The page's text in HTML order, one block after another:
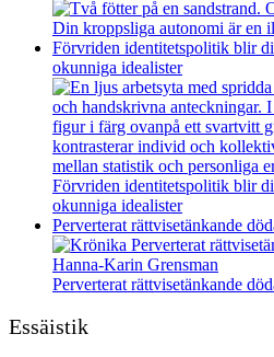
Din kroppsliga autonomi är en
Förvriden identitetspolitik blir
okunniga idealister
Förvriden identitetspolitik blir
okunniga idealister
Perverterat rättvisetänkande
Perverterat rättvisetänkande
Essäistik